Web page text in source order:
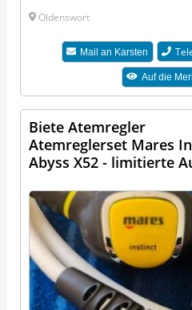
Oldenswort
Mail an Karsten
Auf die
Biete Atemregler
Atemreglerset Mares
Abyss X52 - limitierte